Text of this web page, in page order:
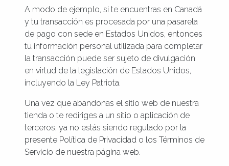
A modo de ejemplo, si te encuentras en Canadá
y tu transacción es procesada por una pasarela
de pago con sede en Estados Unidos, entonces
tu información personal utilizada para completar
la transacción puede ser sujeto de divulgación
en virtud de la legislación de Estados Unidos,
incluyendo la Ley Patriota.
Una vez que abandonas el sitio web de nuestra
tienda o te rediriges a un sitio o aplicación de
terceros, ya no estás siendo regulado por la
presente Política de Privacidad o los Términos de
Servicio de nuestra página web.